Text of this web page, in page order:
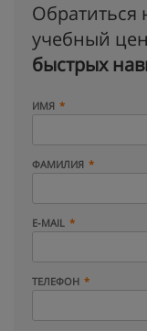
Обратиться
учебный
быстрых
ИМЯ
ФАМИЛИЯ
E-MAIL
ТЕЛЕФОН